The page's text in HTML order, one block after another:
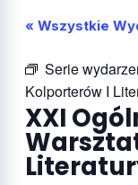
« Wszystkie
Serie
Kolporterów I
XXI